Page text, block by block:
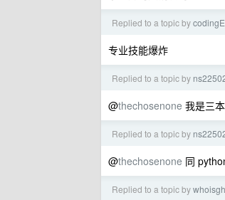
Replied to a topic by
专业技能爆炸
Replied to a topic by
@thechosenone 我是三
Replied to a topic by
@thechosenone 同
Replied to a topic by